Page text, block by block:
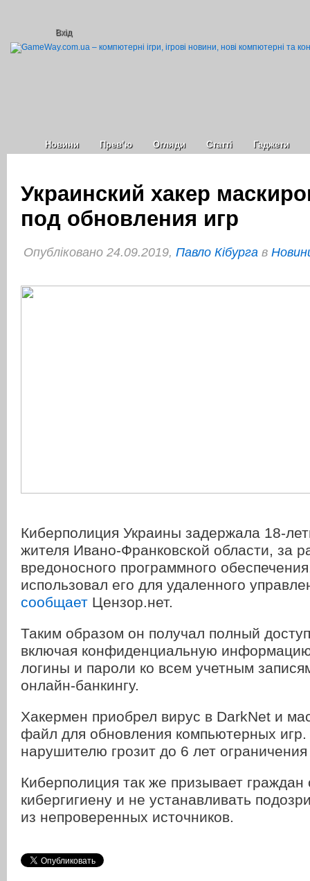
Вхід
Новини Прев’ю Огляди Статті Гаджети
Украинский хакер
под обновления игр
Опубліковано 24.09.2019, Павло Кібурга в
Киберполиция Украины задержала 18-
жителя Ивано-Франковской области, за
вредоносного программного
использовал его для удаленного
сообщает Цензор.нет.
Таким образом он получал полный
включая конфиденциальную
логины и пароли ко всем учетным
онлайн-банкингу.
Хакермен приобрел вирус в DarkNet и
файл для обновления компьютерных
нарушителю грозит до 6 лет
Киберполиция так же призывает граждан
кибергигиену и не устанавливать
из непроверенных источников.